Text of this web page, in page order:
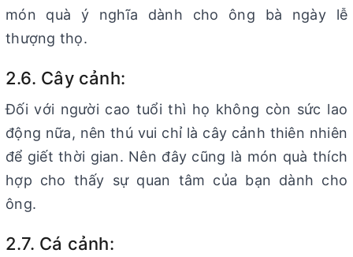
món quà ý nghĩa dành cho ông bà ngày lễ
thượng thọ.
2.6. Cây cảnh:
Đối với người cao tuổi thì họ không còn sức lao
động nữa, nên thú vui chỉ là cây cảnh thiên nhiên
để giết thời gian. Nên đây cũng là món quà thích
hợp cho thấy sự quan tâm của bạn dành cho
ông.
2.7. Cá cảnh: